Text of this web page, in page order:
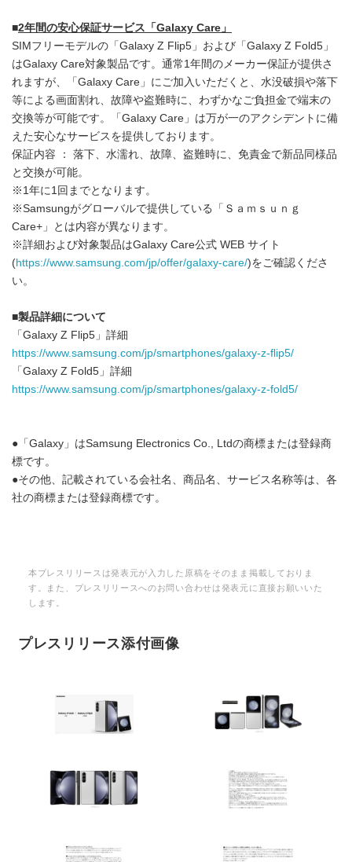
■2年間の安心保証サービス「Galaxy Care 」
SIMフリーモデルの「Galaxy Z Flip5」および「Galaxy Z Fold5」
はGalaxy Care対象製品です。通常1年間のメーカー保証が提供さ
れますが、「Galaxy Care」にご加入いただくと、水没破損や落下
等による画面割れ、故障や盗難時に、わずかなご負担金で端末の
交換等が可能です。「Galaxy Care」は万が一のアクシデントに備
えた安心なサービスを提供しております。
保証内容 ： 落下、水濡れ、故障、盗難時に、免責金で新品同様品
と交換が可能。
※1年に1回までとなります。
※Samsungがグローバルで提供している「Ｓａｍｓｕｎｇ
Care+」とは内容が異なります。
※詳細および対象製品はGalaxy Care公式 WEB サイト
(https://www.samsung.com/jp/offer/galaxy-care/)をご確認くださ
い。
■製品詳細について
「Galaxy Z Flip5」詳細
https://www.samsung.com/jp/smartphones/galaxy-z-flip5/
「Galaxy Z Fold5」詳細
https://www.samsung.com/jp/smartphones/galaxy-z-fold5/
●「Galaxy」はSamsung Electronics Co., Ltdの商標または登録商
標です。
●その他、記載されている会社名、商品名、サービス名称等は、各
社の商標または登録商標です。
本プレスリリースは発表元が入力した原稿をそのまま掲載しておりま
す。また、プレスリリースへのお問い合わせは発表元に直接お願いいた
します。
プレスリリース添付画像